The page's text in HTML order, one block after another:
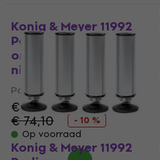
Konig & Meyer 11992
Podium
ondersteuning (Als
nieuw)
Podium ondersteuning
€ 66,40
€ 74,10
- 10 %
Op voorraad
Konig & Meyer 11992